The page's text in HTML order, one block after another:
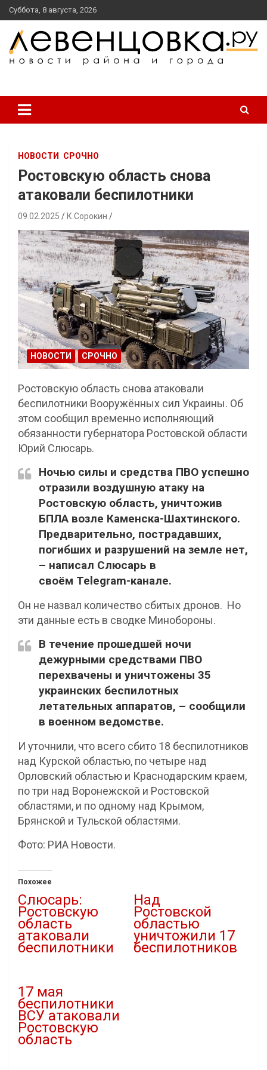
перейти
к
содержанию
Суббота, 8 августа, 2026
НОВОСТИ СРОЧНО
Ростовскую область снова
атаковали беспилотники
09.02.2025 К.Сорокин
НОВОСТИ СРОЧНО
Ростовскую область снова атаковали
беспилотники Вооружённых сил Украины. Об
этом сообщил временно исполняющий
обязанности губернатора Ростовской области
Юрий Слюсарь.
Ночью силы и средства ПВО успешно
отразили воздушную атаку на
Ростовскую область, уничтожив
БПЛА возле Каменска-Шахтинского.
Предварительно, пострадавших,
погибших и разрушений на земле нет,
– написал Слюсарь в
своём Telegram-канале.
Он не назвал количество сбитых дронов. Но
эти данные есть в сводке Минобороны.
В течение прошедшей ночи
дежурными средствами ПВО
перехвачены и уничтожены 35
украинских беспилотных
летательных аппаратов, – сообщили
в военном ведомстве.
И уточнили, что всего сбито 18 беспилотников
над Курской областью, по четыре над
Орловский областью и Краснодарским краем,
по три над Воронежской и Ростовской
областями, и по одному над Крымом,
Брянской и Тульской областями.
Фото: РИА Новости.
Похожее
Слюсарь:
Ростовскую
область
атаковали
беспилотники
Над
Ростовской
областью
уничтожили 17
беспилотников
17 мая
беспилотники
ВСУ атаковали
Ростовскую
область